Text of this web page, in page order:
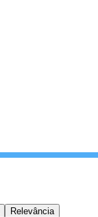
Relevância